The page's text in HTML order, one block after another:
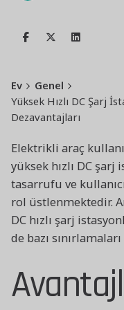
Ev
Genel
Yüksek Hızlı DC Şarj
Dezavantajları
Elektrikli araç
yüksek hızlı DC
tasarrufu ve
rol üstlenmektedir.
DC hızlı şarj
de bazı